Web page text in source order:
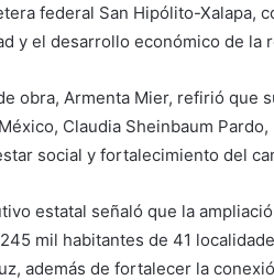
federal San Hipólito-Xalapa,
y el desarrollo económico de la
obra, Armenta Mier, refirió que
Claudia Sheinbaum
social y fortalecimiento del
estatal señaló que la
mil habitantes de 41
además de fortalecer la